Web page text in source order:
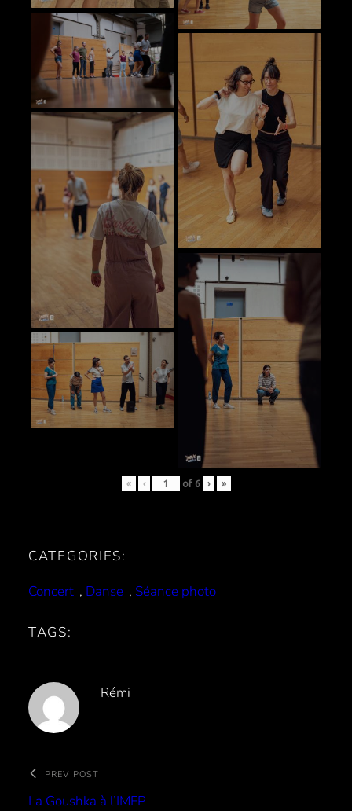
« ‹ of 6 › »
CATEGORIES:
Concert , Danse , Séance photo
TAGS:
Rémi
PREV POST
La Goushka à l’IMFP